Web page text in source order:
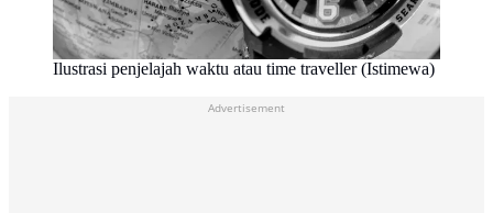
Ilustrasi penjelajah waktu atau time traveller (Istimewa)
Advertisement